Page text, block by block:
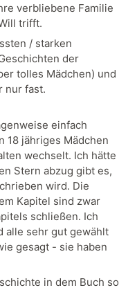
verbliebene Familie
trifft.
/ starken
der
tolles Mädchen) und
nur fast.
einfach
18 jähriges Mädchen
wechselt. Ich hätte
Stern abzug gibt es,
wird. Die
Kapitel sind zwar
schließen. Ich
alle sehr gut gewählt
gesagt - sie haben
in dem Buch so